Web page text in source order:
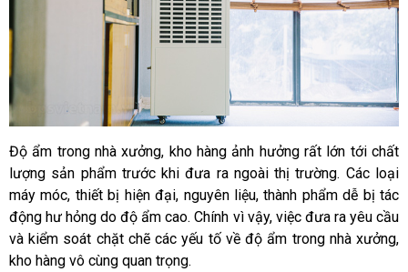
Độ ẩm trong nhà xưởng, kho hàng ảnh hưởng rất lớn tới chất
lượng sản phẩm trước khi đưa ra ngoài thị trường. Các loại
máy móc, thiết bị hiện đại, nguyên liệu, thành phẩm dễ bị tác
động hư hỏng do độ ẩm cao. Chính vì vậy, việc đưa ra yêu cầu
và kiểm soát chặt chẽ các yếu tố về độ ẩm trong nhà xưởng,
kho hàng vô cùng quan trọng.